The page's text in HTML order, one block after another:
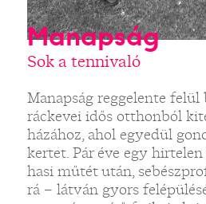
Manapság
Sok a tennivaló
Manapság reggelente felül
ráckevei idős otthonból
házához, ahol egyedül
kertet. Pár éve egy hirtelen
hasi műtét után,
rá – látván gyors